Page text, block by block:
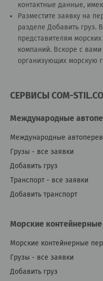
контактные данные,
Разместите заявку на
разделе Добавить груз.
представителям
компаний. Вскоре с
организующих морскую
СЕРВИСЫ COM-
Международные
Международные
Грузы - все заявки
Добавить груз
Транспорт - все заявки
Добавить транспорт
Морские
Морские контейнерные
Грузы - все заявки
Добавить груз